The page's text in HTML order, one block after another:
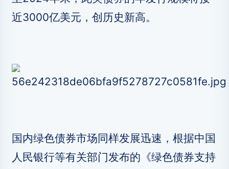
近3000亿美元，创历史新高。
国内绿色债券市场同样发展迅速，根据中国
人民银行等有关部门发布的《绿色债券支持